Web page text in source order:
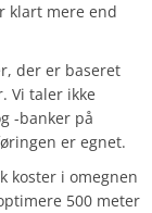
klart mere end
der er baseret
Vi taler ikke
-banker på
er egnet.
koster i omegnen
500 meter